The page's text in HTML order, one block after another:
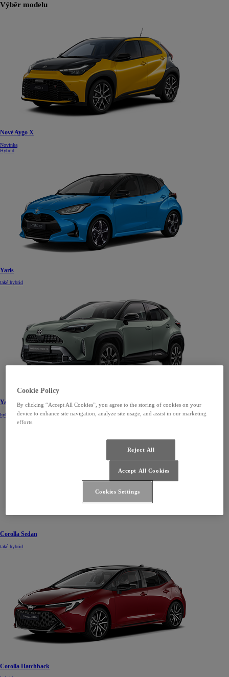
Výběr modelu
Nové Aygo X
Novinka
Hybrid
Yaris
také hybrid
Yaris Cross
hybrid
Corolla Sedan
také hybrid
Corolla Hatchback
Cookie Policy
By clicking “Accept All Cookies”, you agree to the storing of cookies on your
device to enhance site navigation, analyze site usage, and assist in our marketing
efforts.
Reject All
Accept All Cookies
Cookies Settings